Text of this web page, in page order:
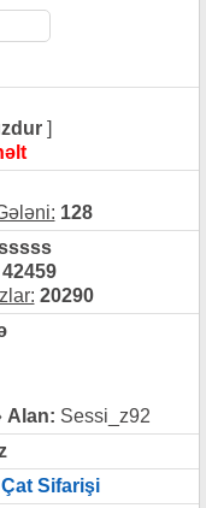
]
128
42459
20290
Alan: Sessi_z92
Sifarişi